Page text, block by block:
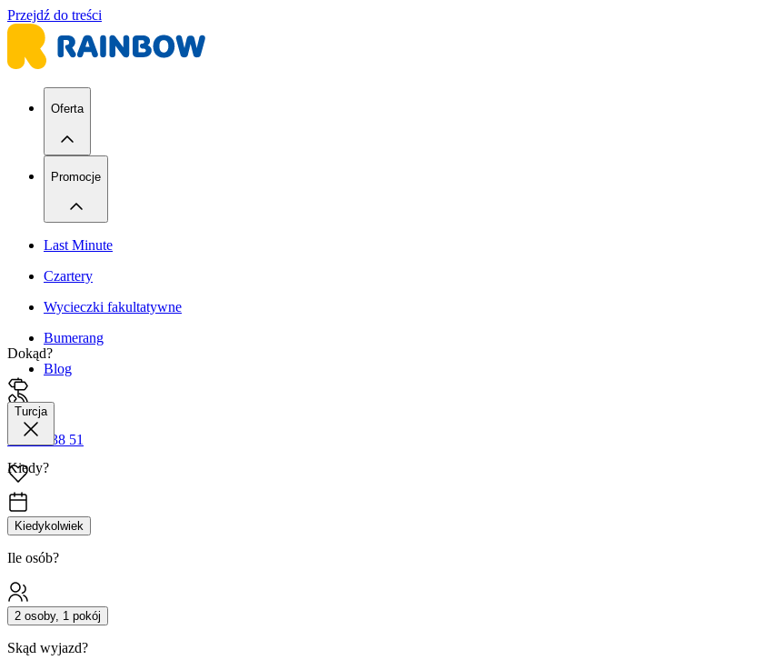
Przejdź do treści
Oferta
Promocje
Last Minute
Czartery
Wycieczki fakultatywne
Bumerang
Blog
42 680 38 51
Dokąd?
Turcja
Kiedy?
Kiedykolwiek
Ile osób?
2 osoby, 1 pokój
Skąd wyjazd?